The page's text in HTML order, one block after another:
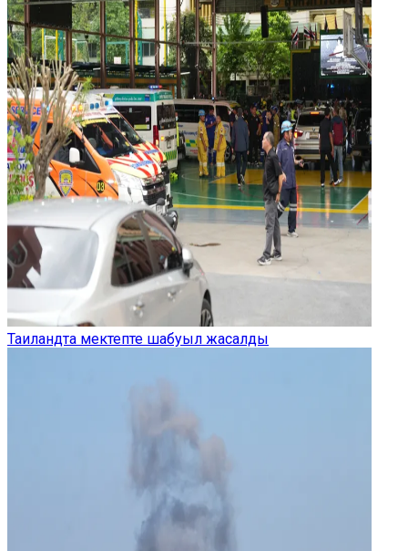
Таиландта мектепте шабуыл жасалды